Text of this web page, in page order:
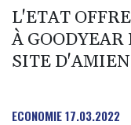
Tour de France
Marlen Reusser
La Bourse de Paris
Europe
L'ETAT
À
SITE
ECONOMIE17.03.2022